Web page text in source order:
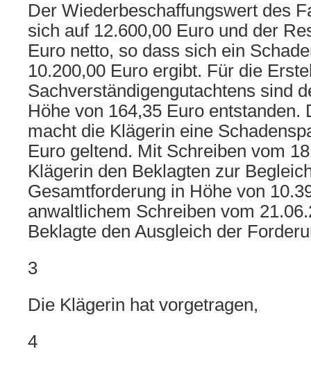
Der Wiederbeschaffungswert des
sich auf 12.600,00 Euro und der
Euro netto, so dass sich ein
10.200,00 Euro ergibt. Für die
Sachverständigengutachtens sind
Höhe von 164,35 Euro entstanden.
macht die Klägerin eine
Euro geltend. Mit Schreiben vom
Klägerin den Beklagten zur
Gesamtforderung in Höhe von
anwaltlichem Schreiben vom
Beklagte den Ausgleich der
3
Die Klägerin hat vorgetragen,
4